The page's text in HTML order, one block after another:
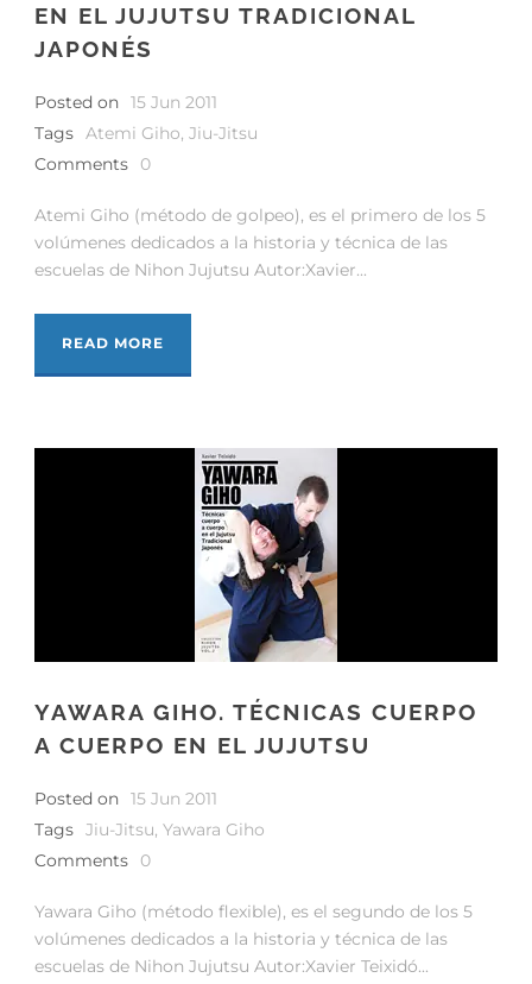
EN EL JUJUTSU TRADICIONAL
JAPONÉS
Posted on 15 Jun 2011
Tags Atemi Giho, Jiu-Jitsu
Comments
0
Atemi Giho (método de golpeo), es el primero de los 5
volúmenes dedicados a la historia y técnica de las
escuelas de Nihon Jujutsu Autor:Xavier...
READ MORE
YAWARA GIHO. TÉCNICAS CUERPO
A CUERPO EN EL JUJUTSU
Posted on 15 Jun 2011
Tags Jiu-Jitsu, Yawara Giho
Comments
0
Yawara Giho (método flexible), es el segundo de los 5
volúmenes dedicados a la historia y técnica de las
escuelas de Nihon Jujutsu Autor:Xavier Teixidó...